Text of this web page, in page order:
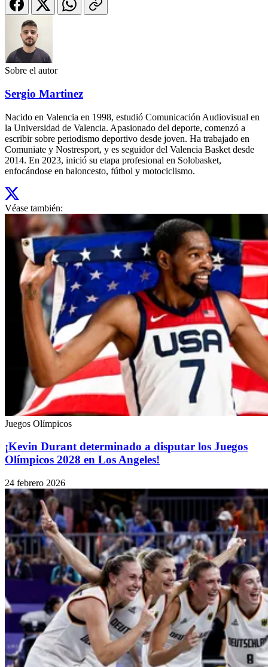
Sobre el autor
Sergio Martinez
Nacido en Valencia en 1998, estudió Comunicación Audiovisual en
la Universidad de Valencia. Apasionado del deporte, comenzó a
escribir sobre periodismo deportivo desde joven. Ha trabajado en
Comuniate y Nostresport, y es seguidor del Valencia Basket desde
2014. En 2023, inició su etapa profesional en Solobasket,
enfocándose en baloncesto, fútbol y motociclismo.
Véase también:
Juegos Olímpicos
¡Kevin Durant determinado a disputar los Juegos
Olímpicos 2028 en Los Angeles!
24 febrero 2026